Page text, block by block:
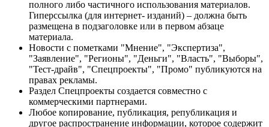
полного либо частичного использования материалов.
Гиперссылка (для интернет- изданий) – должна быть
размещена в подзаголовке или в первом абзаце
материала.
Новости с пометками "Мнение", "Экспертиза",
"Заявление", "Регионы", "Деньги", "Власть", "Выборы",
"Тест-драйв", "Спецпроекты", "Промо" публикуются на
правах рекламы.
Раздел Спецпроекты создается совместно с
коммерческими партнерами.
Любое копирование, публикация, републикация и
другое распространение информации, которое содержит